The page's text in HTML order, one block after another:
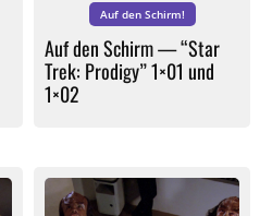
Auf den Schirm!
Auf den Schirm — “Star
Trek: Prodigy” 1×01 und
1×02